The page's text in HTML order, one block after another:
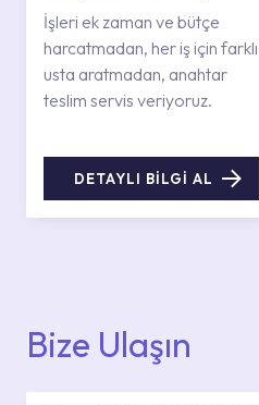
İşleri ek zaman ve bütçe
harcatmadan, her iş için farklı
usta aratmadan, anahtar
teslim servis veriyoruz.
DETAYLI BİLGİ AL
Bize Ulaşın